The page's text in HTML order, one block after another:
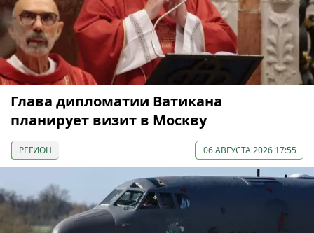
Глава дипломатии Ватикана
планирует визит в Москву
РЕГИОН 06 АВГУСТА 2026 17:55